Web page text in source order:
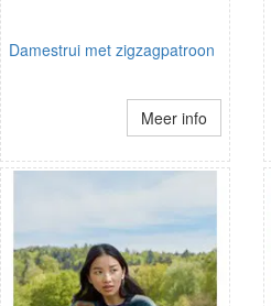
Damestrui met zigzagpatroon
Meer info